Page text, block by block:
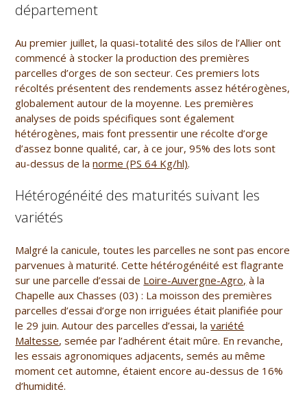
département
Au premier juillet, la quasi-totalité des silos de l’Allier ont
commencé à stocker la production des premières
parcelles d’orges de son secteur. Ces premiers lots
récoltés présentent des rendements assez hétérogènes,
globalement autour de la moyenne. Les premières
analyses de poids spécifiques sont également
hétérogènes, mais font pressentir une récolte d’orge
d’assez bonne qualité, car, à ce jour, 95% des lots sont
au-dessus de lanorme (PS 64 Kg/hl).
Hétérogénéité des maturités suivant les
variétés
Malgré la canicule, toutes les parcelles ne sont pas encore
parvenues à maturité. Cette hétérogénéité est flagrante
sur une parcelle d’essai de Loire-Auvergne-Agro, à la
Chapelle aux Chasses (03) : La moisson des premières
parcelles d’essai d’orge non irriguées était planifiée pour
le 29 juin. Autour des parcelles d’essai, lavariété
Maltesse, semée par l’adhérent était mûre. En revanche,
les essais agronomiques adjacents, semés au même
moment cet automne, étaient encore au-dessus de 16%
d’humidité.